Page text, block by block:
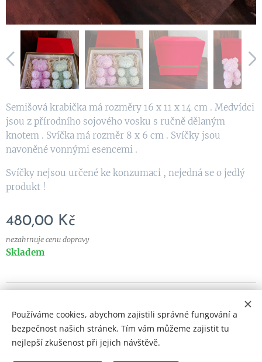
Semišová krabička má rozměry 16 x 11 x 14 cm . Medvídci
jsou z přírodního sojového vosku s ručně dělaným
knotem . Svíčka má rozměr 8 x 6 cm . Svíčky jsou
navoněné vonnými esencemi .
Svíčky nejsou určené ke konzumaci , nejedná se o jedlý
produkt !
480,00 Kč
nezahrnuje cenu dopravy
Skladem
Vytvořeno službouWebnode Cookies
Používáme cookies, abychom zajistili správné fungování a
bezpečnost našich stránek. Tím vám můžeme zajistit tu
nejlepší zkušenost při jejich návštěvě.